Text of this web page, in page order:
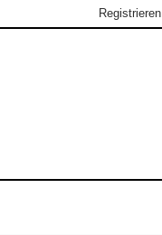
Registrieren